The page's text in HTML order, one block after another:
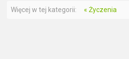
Więcej w tej kategorii: « Życzenia